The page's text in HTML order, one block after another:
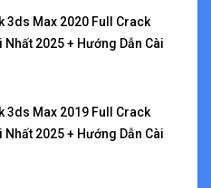
3ds Max 2020 Full Crack
Nhất 2025 + Hướng Dẫn Cài
3ds Max 2019 Full Crack
Nhất 2025 + Hướng Dẫn Cài